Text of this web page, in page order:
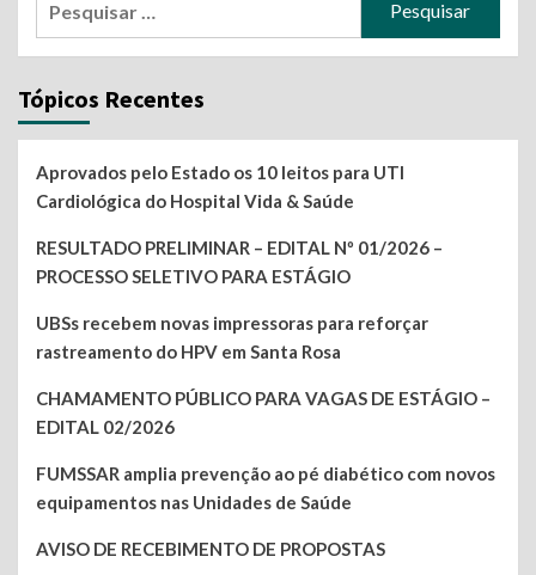
Tópicos Recentes
Aprovados pelo Estado os 10 leitos para UTI
Cardiológica do Hospital Vida & Saúde
RESULTADO PRELIMINAR – EDITAL Nº 01/2026 –
PROCESSO SELETIVO PARA ESTÁGIO
UBSs recebem novas impressoras para reforçar
rastreamento do HPV em Santa Rosa
CHAMAMENTO PÚBLICO PARA VAGAS DE ESTÁGIO –
EDITAL 02/2026
FUMSSAR amplia prevenção ao pé diabético com novos
equipamentos nas Unidades de Saúde
AVISO DE RECEBIMENTO DE PROPOSTAS